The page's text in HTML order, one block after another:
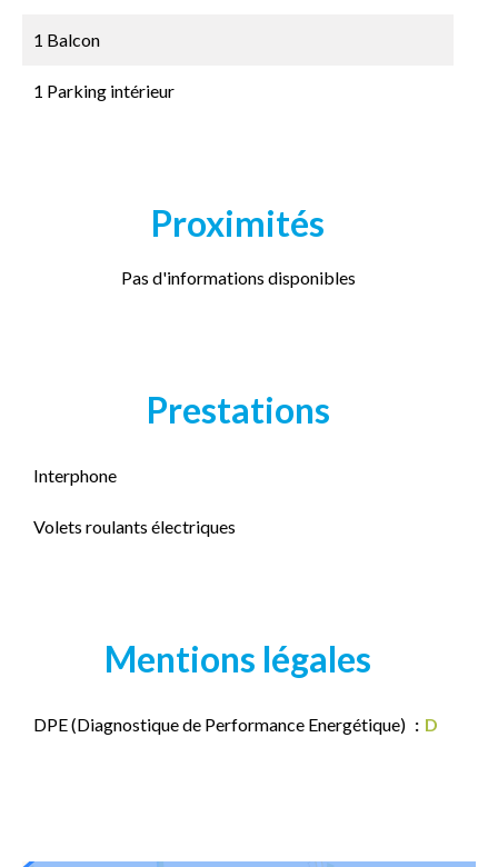
1 Balcon
1 Parking intérieur
Proximités
Pas d'informations disponibles
Prestations
Interphone
Volets roulants électriques
Mentions légales
DPE (Diagnostique de Performance Energétique) D